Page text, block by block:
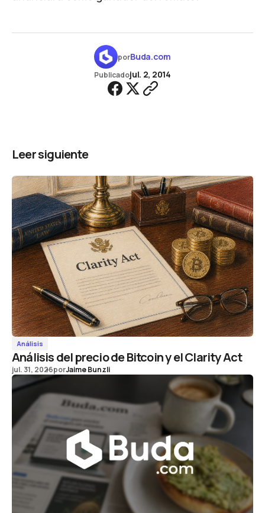
porBuda.com
Publicadojul. 2, 2014
Leer siguiente
Análisis
Análisis del precio de Bitcoin y el Clarity Act
jul. 31, 2026porJaime Bunzli